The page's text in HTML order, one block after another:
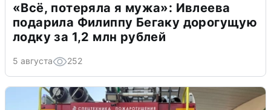
«Всё, потеряла я мужа»: Ивлеева
подарила Филиппу Бегаку дорогущую
лодку за 1,2 млн рублей
5 августа 252